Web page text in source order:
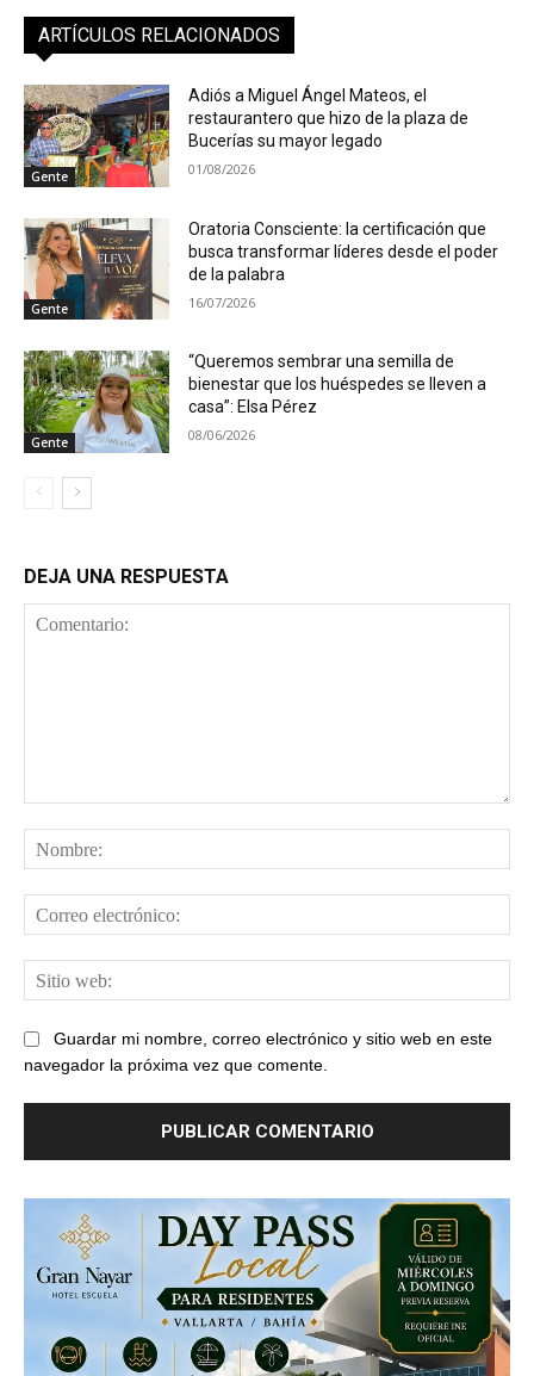
ARTÍCULOS RELACIONADOS
Gente
Adiós a Miguel Ángel Mateos, el
restaurantero que hizo de la plaza de
Bucerías su mayor legado
01/08/2026
Gente
Oratoria Consciente: la certificación que
busca transformar líderes desde el poder
de la palabra
16/07/2026
Gente
“Queremos sembrar una semilla de
bienestar que los huéspedes se lleven a
casa”: Elsa Pérez
08/06/2026
DEJA UNA RESPUESTA
Guardar mi nombre, correo electrónico y sitio web en este
navegador la próxima vez que comente.